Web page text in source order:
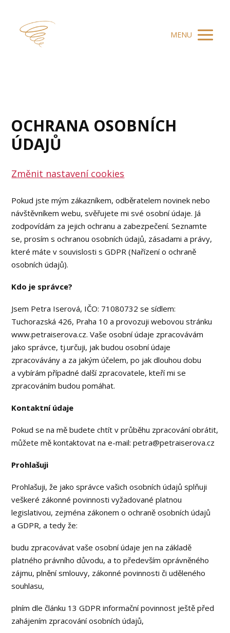
MENU
OCHRANA OSOBNÍCH
ÚDAJŮ
Změnit nastavení cookies
Pokud jste mým zákazníkem, odběratelem novinek nebo
návštěvníkem webu, svěřujete mi své osobní údaje. Já
zodpovídám za jejich ochranu a zabezpečení. Seznamte
se, prosím s ochranou osobních údajů, zásadami a právy,
které máte v souvislosti s GDPR (Nařízení o ochraně
osobních údajů).
Kdo je správce?
Jsem Petra Iserová, IČO: 71080732 se sídlem:
Tuchorazská 426, Praha 10 a provozuji webovou stránku
www.petraiserova.cz. Vaše osobní údaje zpracovávám
jako správce, tj.určuji, jak budou osobní údaje
zpracovávány a za jakým účelem, po jak dlouhou dobu
a vybírám případné další zpracovatele, kteří mi se
zpracováním budou pomáhat.
Kontaktní údaje
Pokud se na mě budete chtít v průběhu zpracování obrátit,
můžete mě kontaktovat na e-mail: petra@petraiserova.cz
Prohlašuji
Prohlašuji, že jako správce vašich osobních údajů splňuji
veškeré zákonné povinnosti vyžadované platnou
legislativou, zejména zákonem o ochraně osobních údajů
a GDPR, a tedy že:
budu zpracovávat vaše osobní údaje jen na základě
platného právního důvodu, a to především oprávněného
zájmu, plnění smlouvy, zákonné povinnosti či uděleného
souhlasu,
plním dle článku 13 GDPR informační povinnost ještě před
zahájením zpracování osobních údajů,